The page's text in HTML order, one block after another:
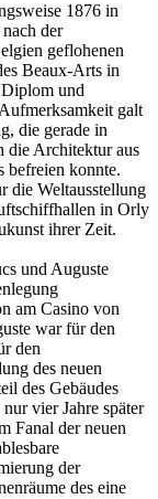
1876 in
der
geflohenen
Beaux-Arts in
Diplom und
galt
die gerade in
die Architektur aus
befreien konnte.
die Weltausstellung
in Orly
ihrer Zeit.
und Auguste
am Casino von
war für den
den
des neuen
des Gebäudes
vier Jahre später
Fanal der neuen
der
des eine